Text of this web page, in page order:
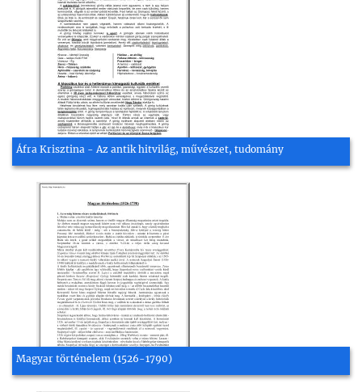
Áfra Krisztina - Az antik hitvilág, művészet, tudomány
Magyar történelem (1526-1790)